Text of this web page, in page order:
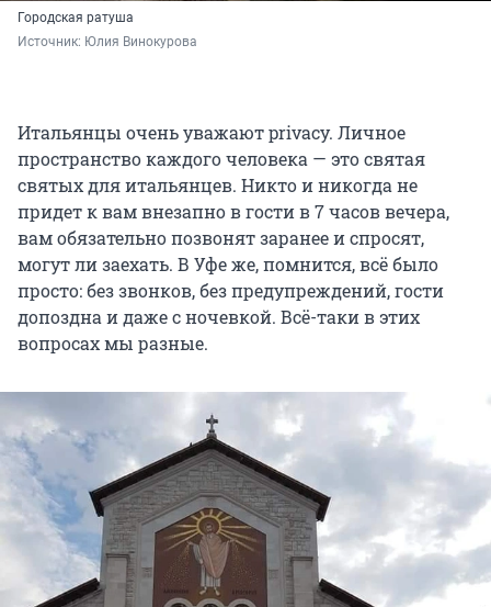
Городская ратуша
Источник: Юлия Винокурова
Итальянцы очень уважают privacy. Личное
пространство каждого человека — это святая
святых для итальянцев. Никто и никогда не
придет к вам внезапно в гости в 7 часов вечера,
вам обязательно позвонят заранее и спросят,
могут ли заехать. В Уфе же, помнится, всё было
просто: без звонков, без предупреждений, гости
допоздна и даже с ночевкой. Всё-таки в этих
вопросах мы разные.